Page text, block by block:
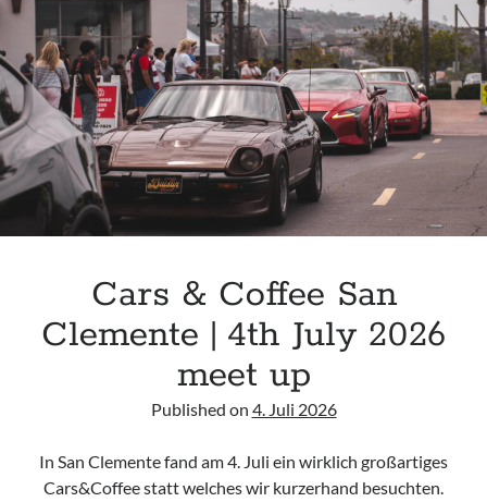
THE
TRAFFIC
ALL
AROUND
Cars & Coffee San
Clemente | 4th July 2026
meet up
Published on 4. Juli 2026
In San Clemente fand am 4. Juli ein wirklich großartiges
Cars&Coffee statt welches wir kurzerhand besuchten.